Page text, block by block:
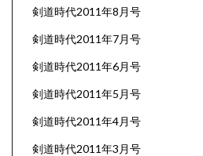
剣道時代2011年8月号
剣道時代2011年7月号
剣道時代2011年6月号
剣道時代2011年5月号
剣道時代2011年4月号
剣道時代2011年3月号